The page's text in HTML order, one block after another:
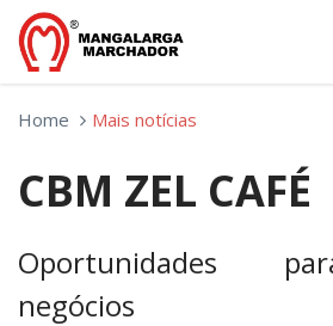
Home Mais notícias
CBM ZEL CAFÉ
Oportunidades
negócios